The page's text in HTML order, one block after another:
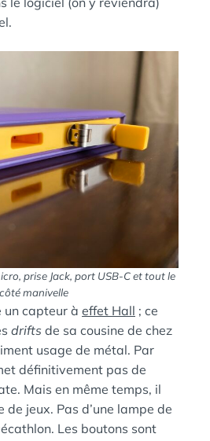
prise Jack, port USB-C et tout le
côté manivelle
un capteur à effet Hall ; ce
drifts de sa cousine de chez
usage de métal. Par
définitivement pas de
Mais en même temps, il
de jeux. Pas d’une lampe de
Les boutons sont